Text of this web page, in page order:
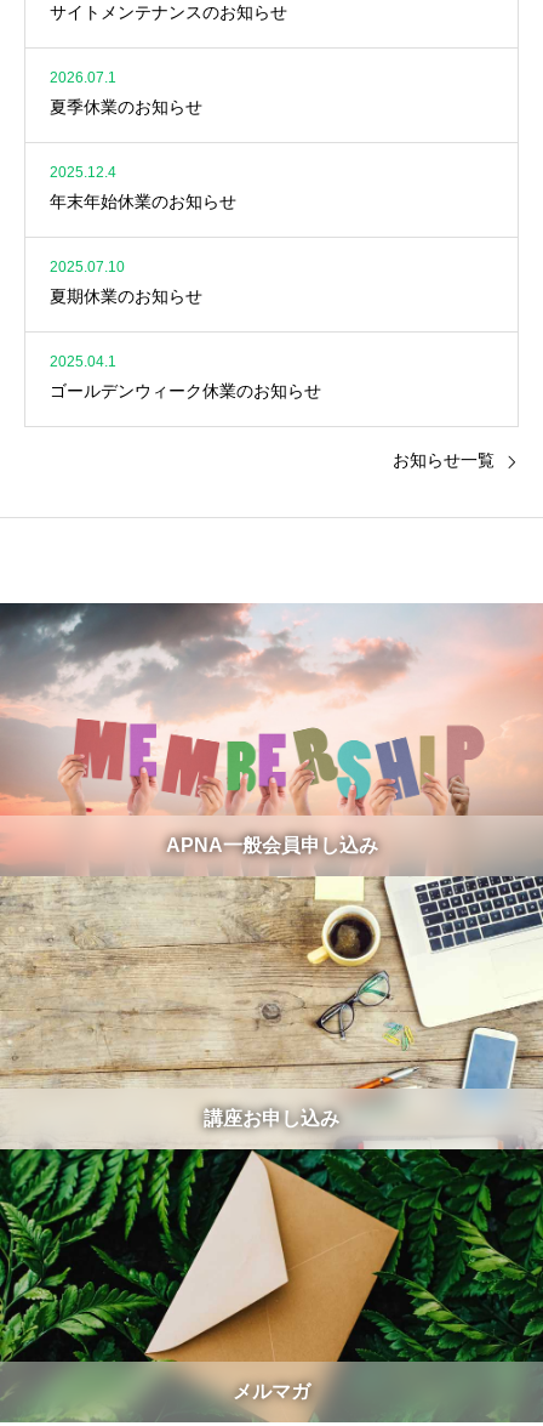
サイトメンテナンスのお知らせ
2026.07.1
夏季休業のお知らせ
2025.12.4
年末年始休業のお知らせ
2025.07.10
夏期休業のお知らせ
2025.04.1
ゴールデンウィーク休業のお知らせ
お知らせ一覧
APNA一般会員申し込み
講座お申し込み
メルマガ